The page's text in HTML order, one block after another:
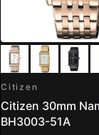
Citizen
Citizen 30mm
BH3003-51A